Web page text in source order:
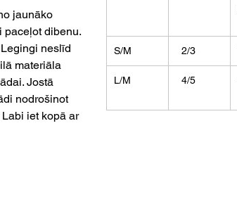
jaunāko
paceļot dibenu.
neslīd
materiāla
Jostā
nodrošinot
iet kopā ar
S/M 2/3
L/M 4/5